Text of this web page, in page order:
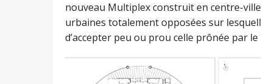
nouveau Multiplex construit en centre-ville
urbaines totalement opposées sur
d’accepter peu ou prou celle prônée par le